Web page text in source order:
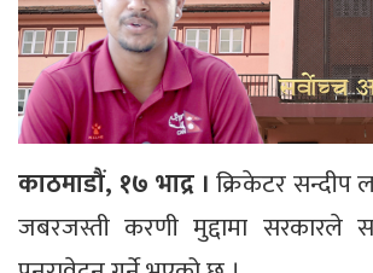
काठमाडौं, १७ भाद्र । क्रिकेटर सन्दीप
जबरजस्ती करणी मुद्दामा सरकारले